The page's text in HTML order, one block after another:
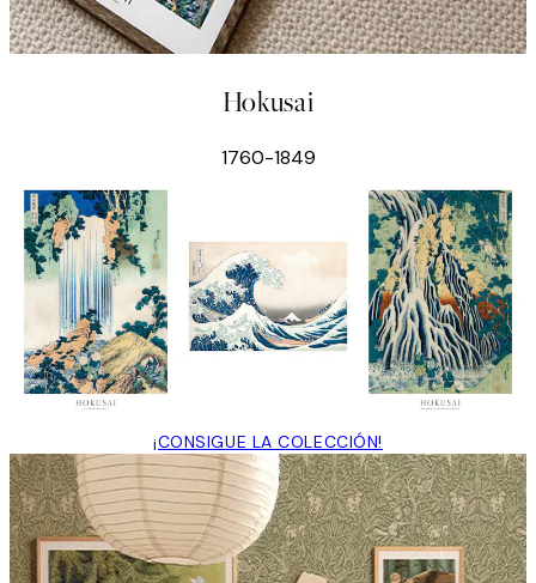
Hokusai
1760-1849
¡CONSIGUE LA COLECCIÓN!